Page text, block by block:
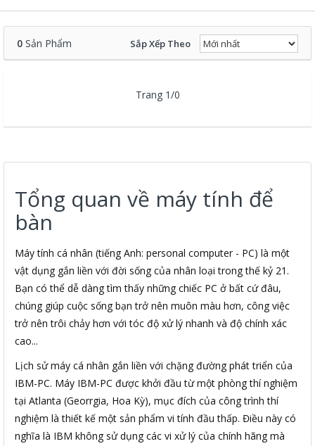
0 Sản Phẩm Sắp Xếp Theo
Trang 1/0
Tổng quan về máy tính để
bàn
Máy tính cá nhân (tiếng Anh: personal computer - PC) là một
vật dụng gắn liền với đời sống của nhân loại trong thế kỷ 21.
Bạn có thể dễ dàng tìm thấy những chiếc PC ở bất cứ đâu,
chúng giúp cuộc sống bạn trở nên muôn màu hơn, công việc
trở nên trôi chảy hơn với tóc độ xử lý nhanh và độ chính xác
cao...
Lịch sử máy cá nhân gắn liền với chặng đường phát triển của
IBM-PC. Máy IBM-PC được khởi đầu từ một phòng thí nghiệm
tại Atlanta (Georrgia, Hoa Kỳ), mục đích của công trình thí
nghiệm là thiết kế một sản phẩm vi tính đầu thấp. Điều này có
nghĩa là IBM không sử dụng các vi xử lý của chính hãng mà